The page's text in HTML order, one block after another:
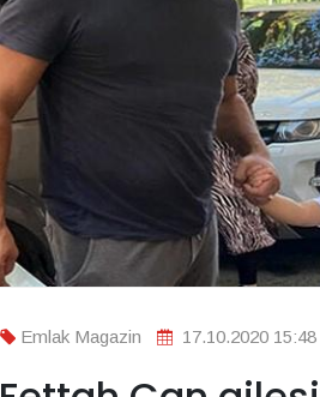
Emlak Magazin 17.10.2020 15:48